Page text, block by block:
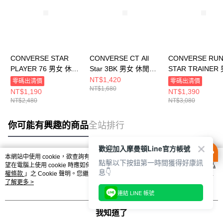
CONVERSE STAR
PLAYER 76 男女 休閒
鞋 A12592C
零碼出清價
NT$1,190
NT$2,480
CONVERSE CT All
Star 3BK 男女 休閒鞋
M5039C
NT$1,420
NT$1,680
CONVERSE RUN
STAR TRAINER
休閒鞋 A11505C
零碼出清價
NT$1,390
NT$3,080
你可能有興趣的商品全站排行
熱門標籤
本網站中使用 cookie，欲查詢有關本網站使用 cookie 方式之詳情，及若您不希
望在電腦上使用 cookie 時應如何變更電腦的 cookie 設定，請參閱本網站「
隱私
權條款 」之 Cookie 聲明。您繼續使用本網站即表示您同意本公司得按本網站使
用條款之 Cookie 聲明使用 cookie。
了解更多 >
我知道了
歡迎加入摩曼頓Line官方帳號
點擊以下按鈕第一時間獲得好康訊
息👇
連結 LINE 帳號